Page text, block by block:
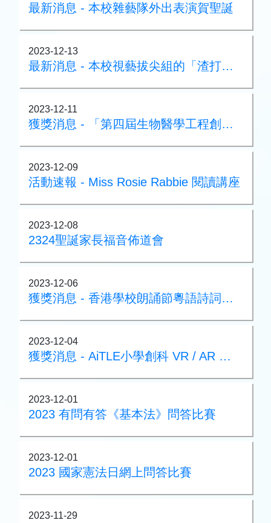
最新消息 - 本校雜藝隊外出表演賀聖誕
2023-12-13
最新消息 - 本校視藝拔尖組的「渣打藝趣嘉年華」作品
2023-12-11
獲獎消息 - 「第四屆生物醫學工程創意競賽之『愛·創耆樂』設計賽」
2023-12-09
活動速報 - Miss Rosie Rabbie 閱讀講座
2023-12-08
2324聖誕家長福音佈道會
2023-12-06
獲獎消息 - 香港學校朗誦節粵語詩詞集誦亞軍
2023-12-04
獲獎消息 - AiTLE小學創科 VR / AR 設計獎TIDA
2023-12-01
2023 有問有答《基本法》問答比賽
2023-12-01
2023 國家憲法日網上問答比賽
2023-11-29